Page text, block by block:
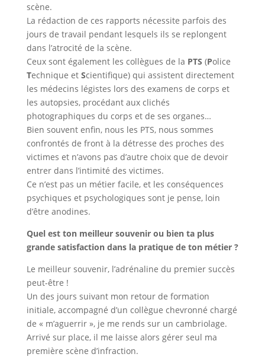
scène.
La rédaction de ces rapports nécessite parfois des
jours de travail pendant lesquels ils se replongent
dans l’atrocité de la scène.
Ceux sont également les collègues de la PTS (Police
Technique et Scientifique) qui assistent directement
les médecins légistes lors des examens de corps et
les autopsies, procédant aux clichés
photographiques du corps et de ses organes…
Bien souvent enfin, nous les PTS, nous sommes
confrontés de front à la détresse des proches des
victimes et n’avons pas d’autre choix que de devoir
entrer dans l’intimité des victimes.
Ce n’est pas un métier facile, et les conséquences
psychiques et psychologiques sont je pense, loin
d’être anodines.
Quel est ton meilleur souvenir ou bien ta plus
grande satisfaction dans la pratique de ton métier ?
Le meilleur souvenir, l’adrénaline du premier succès
peut-être !
Un des jours suivant mon retour de formation
initiale, accompagné d’un collègue chevronné chargé
de « m’aguerrir », je me rends sur un cambriolage.
Arrivé sur place, il me laisse alors gérer seul ma
première scène d’infraction.